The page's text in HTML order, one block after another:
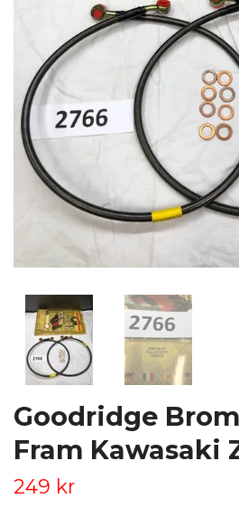
Goodridge
Fram Kawasaki
249 kr